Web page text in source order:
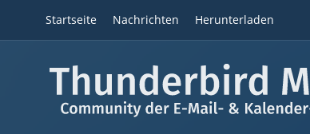
Startseite Nachrichten Herunterladen